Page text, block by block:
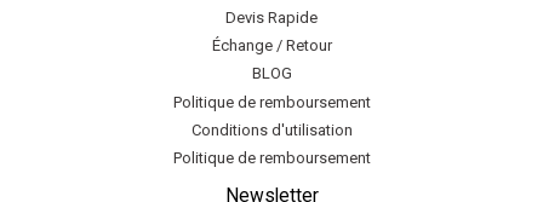
Devis Rapide
Échange / Retour
BLOG
Politique de remboursement
Conditions d'utilisation
Politique de remboursement
Newsletter